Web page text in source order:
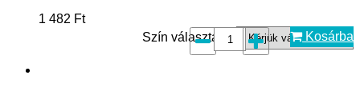
1 482 Ft
Szín választás*:
Kosárba